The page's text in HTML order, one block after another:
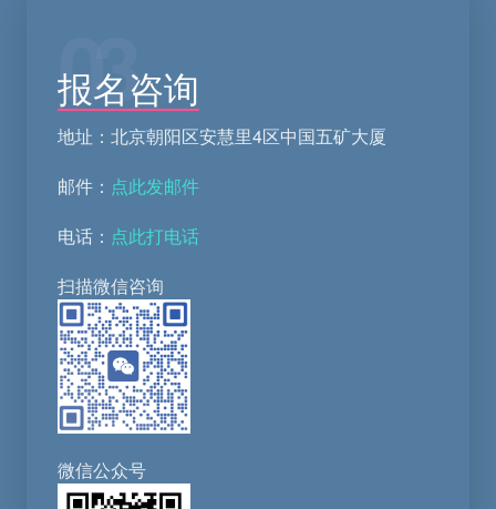
03
报名咨询
地址：北京朝阳区安慧里4区中国五矿大厦
邮件： 点此发邮件
电话： 点此打电话
扫描微信咨询
微信公众号